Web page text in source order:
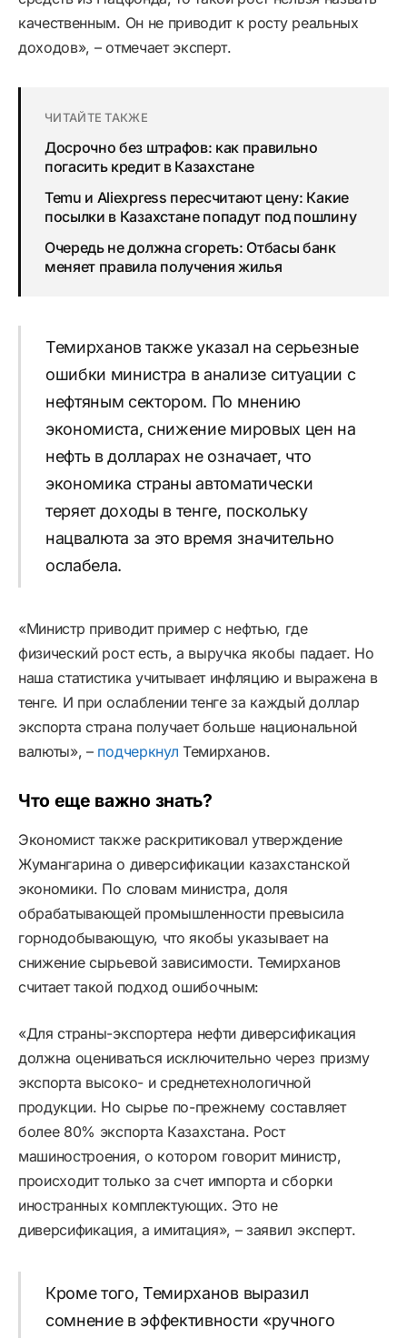
качественным. Он не приводит к росту реальных
доходов», – отмечает эксперт.
ЧИТАЙТЕ ТАКЖЕ
Досрочно без штрафов: как правильно
погасить кредит в Казахстане
Temu и Aliexpress пересчитают цену: Какие
посылки в Казахстане попадут под пошлину
Очередь не должна сгореть: Отбасы банк
меняет правила получения жилья
Темирханов также указал на серьезные
ошибки министра в анализе ситуации с
нефтяным сектором. По мнению
экономиста, снижение мировых цен на
нефть в долларах не означает, что
экономика страны автоматически
теряет доходы в тенге, поскольку
нацвалюта за это время значительно
ослабела.
«Министр приводит пример с нефтью, где
физический рост есть, а выручка якобы падает. Но
наша статистика учитывает инфляцию и выражена в
тенге. И при ослаблении тенге за каждый доллар
экспорта страна получает больше национальной
валюты», – подчеркнул Темирханов.
Что еще важно знать?
Экономист также раскритиковал утверждение
Жумангарина о диверсификации казахстанской
экономики. По словам министра, доля
обрабатывающей промышленности превысила
горнодобывающую, что якобы указывает на
снижение сырьевой зависимости. Темирханов
считает такой подход ошибочным:
«Для страны-экспортера нефти диверсификация
должна оцениваться исключительно через призму
экспорта высоко- и среднетехнологичной
продукции. Но сырье по-прежнему составляет
более 80% экспорта Казахстана. Рост
машиностроения, о котором говорит министр,
происходит только за счет импорта и сборки
иностранных комплектующих. Это не
диверсификация, а имитация», – заявил эксперт.
Кроме того, Темирханов выразил
сомнение в эффективности «ручного